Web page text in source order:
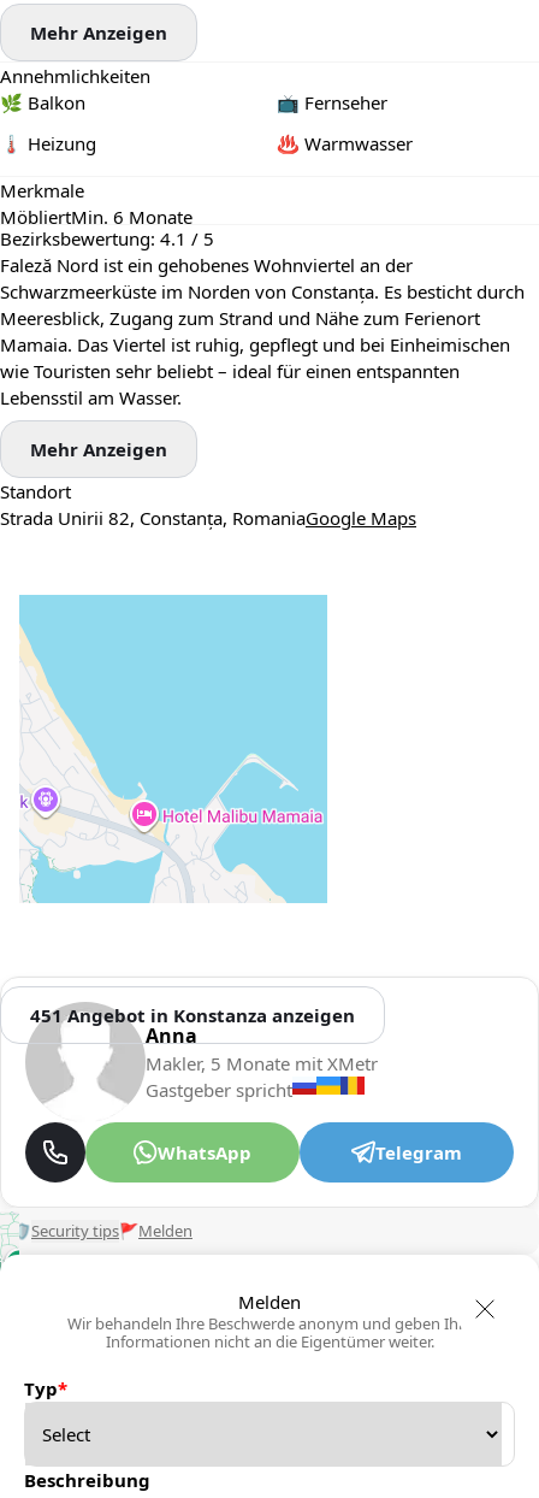
Mehr Anzeigen
Annehmlichkeiten
🌿 Balkon
📺 Fernseher
🌡 Heizung
♨️ Warmwasser
Merkmale
MöbliertMin. 6 Monate
Bezirksbewertung: 4.1 / 5
Faleză Nord ist ein gehobenes Wohnviertel an der
Schwarzmeerküste im Norden von Constanța. Es besticht durch
Meeresblick, Zugang zum Strand und Nähe zum Ferienort
Mamaia. Das Viertel ist ruhig, gepflegt und bei Einheimischen
wie Touristen sehr beliebt – ideal für einen entspannten
Lebensstil am Wasser.
Mehr Anzeigen
Standort
Strada Unirii 82, Constanța, RomaniaGoogle Maps
451 Angebot in Konstanza anzeigen
Anna
Makler, 5 Monate mit XMetr
Gastgeber spricht
WhatsApp Telegram
🛡Security tips🚩Melden
Melden
Wir behandeln Ihre Beschwerde anonym und geben Ihre
Informationen nicht an die Eigentümer weiter.
Typ*
Beschreibung